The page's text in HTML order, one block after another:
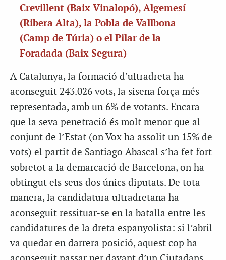
Crevillent (Baix Vinalopó), Algemesí
(Ribera Alta), la Pobla de Vallbona
(Camp de Túria) o el Pilar de la
Foradada (Baix Segura)
A Catalunya, la formació d’ultradreta ha
aconseguit 243.026 vots, la sisena força més
representada, amb un 6% de votants. Encara
que la seva penetració és molt menor que al
conjunt de l’Estat (on Vox ha assolit un 15% de
vots) el partit de Santiago Abascal s’ha fet fort
sobretot a la demarcació de Barcelona, on ha
obtingut els seus dos únics diputats. De tota
manera, la candidatura ultradretana ha
aconseguit ressituar-se en la batalla entre les
candidatures de la dreta espanyolista: si l’abril
va quedar en darrera posició, aquest cop ha